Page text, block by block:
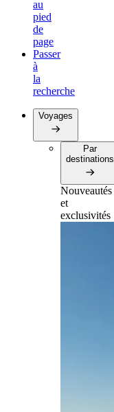
au
pied
de
page
Passer
à
la
recherche
Voyages
Par
destinations
Nouveautés
et
exclusivités